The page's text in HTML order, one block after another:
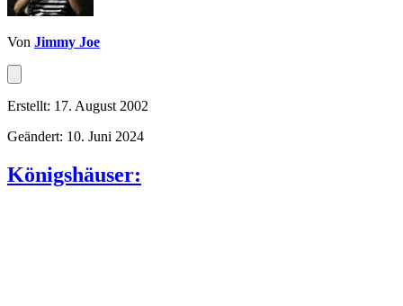
Von Jimmy Joe
Erstellt: 17. August 2002
Geändert: 10. Juni 2024
Königshäuser: